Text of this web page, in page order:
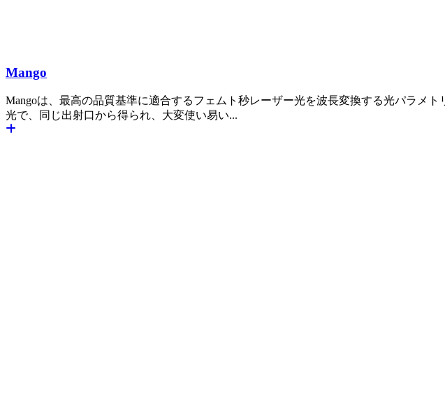
Mango
Mangoは、最高の品質基準に適合するフェムト秒レーザー光を波長変換する光パラメ
光で、同じ出射口から得られ、大変使い易い...